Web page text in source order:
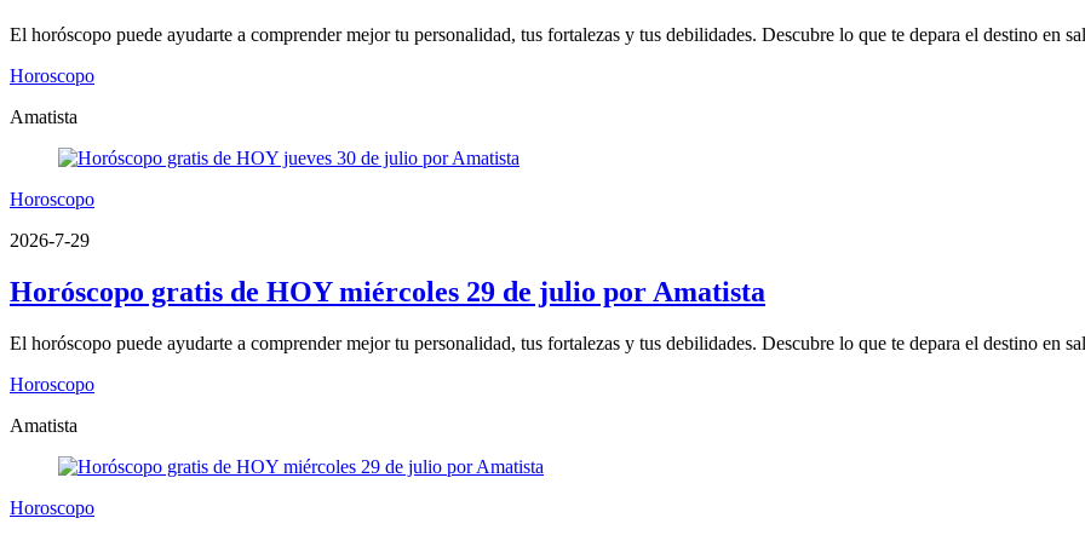
El horóscopo puede ayudarte a comprender mejor tu personalidad, tus fortalezas y tus debilidades. Descubre lo que te depara el destino en
Horoscopo
Amatista
Horoscopo
2026-7-29
Horóscopo gratis de HOY miércoles 29 de julio por Amatista
El horóscopo puede ayudarte a comprender mejor tu personalidad, tus fortalezas y tus debilidades. Descubre lo que te depara el destino en
Horoscopo
Amatista
Horoscopo